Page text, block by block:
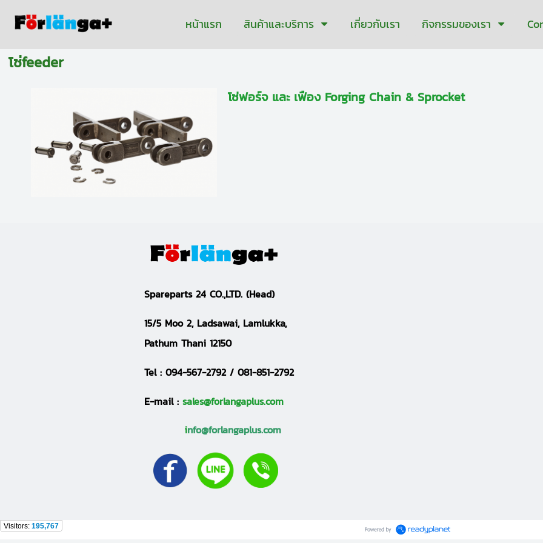
หน้าแรก สินค้าและบริการ เกี่ยวกับเรา กิจกรรมของเรา
โซ่feeder
โซ่ฟอร์จ และ เฟือง Forging Chain & Sprocket
Spareparts 24 CO.,LTD. (Head)
15/5 Moo 2, Ladsawai, Lamlukka,
Pathum Thani 12150
Tel : 094-567-2792 / 081-851-2792
E-mail : sales@forlangaplus.com
info@forlangaplus.com
Visitors: 195,767